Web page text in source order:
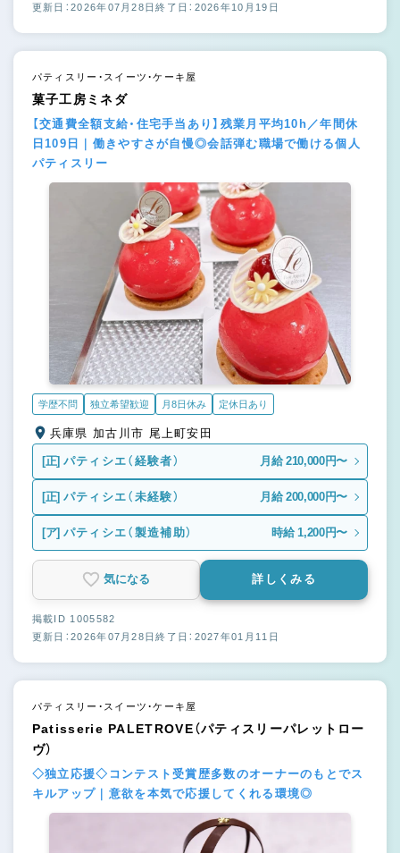
更新日：2026年07月28日終了日：2026年10月19日
パティスリー・スイーツ・ケーキ屋
菓子工房ミネダ
【交通費全額支給・住宅手当あり】残業月平均10h／年間休
日109日｜働きやすさが自慢◎会話弾む職場で働ける個人
パティスリー
学歴不問 独立希望歓迎 月8日休み 定休日あり
兵庫県 加古川市 尾上町安田
[正] パティシエ（経験者） 月給 210,000円〜
[正] パティシエ（未経験） 月給 200,000円〜
[ア] パティシエ（製造補助） 時給 1,200円〜
気になる 詳しくみる
掲載ID 1005582
更新日：2026年07月28日終了日：2027年01月11日
パティスリー・スイーツ・ケーキ屋
Patisserie PALETROVE（パティスリーパレットロー
ヴ）
◇独立応援◇コンテスト受賞歴多数のオーナーのもとでス
キルアップ｜意欲を本気で応援してくれる環境◎